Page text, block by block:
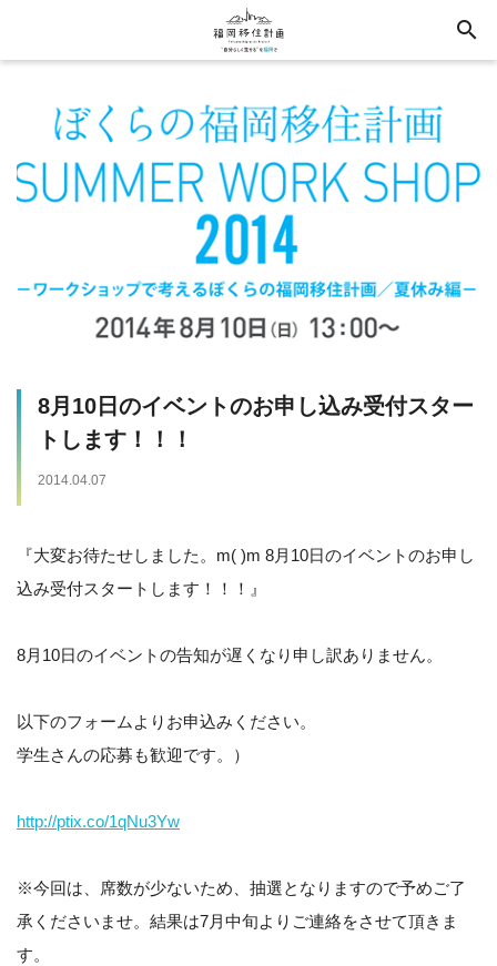
search
8月10日のイベントのお申し込み受付スター
トします！！！
2014.04.07
『大変お待たせしました。m( )m 8月10日のイベントのお申し
込み受付スタートします！！！』
8月10日のイベントの告知が遅くなり申し訳ありません。
以下のフォームよりお申込みください。
学生さんの応募も歓迎です。）
http://ptix.co/1qNu3Yw
※今回は、席数が少ないため、抽選となりますので予めご了
承くださいませ。結果は7月中旬よりご連絡をさせて頂きま
す。